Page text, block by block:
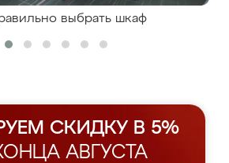
выбрать шкаф
СКИДКУ В 5%
АВГУСТА